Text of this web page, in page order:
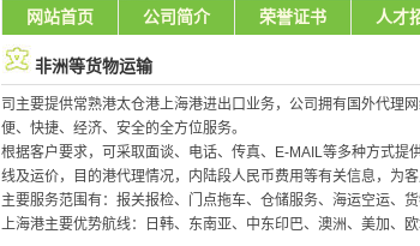
网站首页 公司简介 荣誉证书 人才
非洲等货物运输
司主要提供常熟港太仓港上海港进出口业务，公司拥有国外代理
便、快捷、经济、安全的全方位服务。
根据客户要求，可采取面谈、电话、传真、E-MAIL等多种方式提
线及运价，目的港代理情况，内陆段人民币费用等有关信息，为客
主要服务范围有：报关报检、门点拖车、仓储服务、海运空运、货
上海港主要优势航线：日韩、东南亚、中东印巴、澳洲、美加、